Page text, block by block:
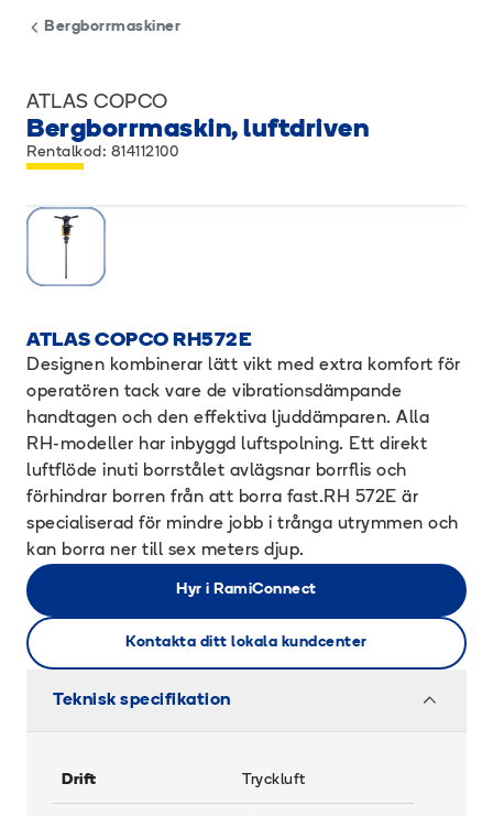
Bergborrmaskiner
ATLAS COPCO
Bergborrmaskin, luftdriven
Rentalkod: 814112100
ATLAS COPCO RH572E
Designen kombinerar lätt vikt med extra komfort för
operatören tack vare de vibrationsdämpande
handtagen och den effektiva ljuddämparen. Alla
RH-modeller har inbyggd luftspolning. Ett direkt
luftflöde inuti borrstålet avlägsnar borrflis och
förhindrar borren från att borra fast.RH 572E är
specialiserad för mindre jobb i trånga utrymmen och
kan borra ner till sex meters djup.
Hyr i RamiConnect
Kontakta ditt lokala kundcenter
Teknisk specifikation
Drift Tryckluft